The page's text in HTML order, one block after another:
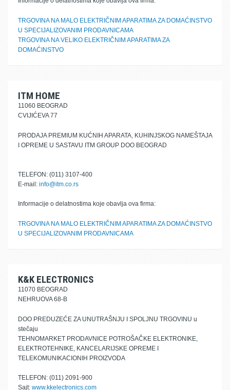
TRGOVINA NA MALO ELEKTRIČNIM APARATIMA ZA DOMAĆINSTVO
U SPECIJALIZOVANIM PRODAVNICAMA
TRGOVINA NA VELIKO ELEKTRIČNIM APARATIMA ZA
DOMAĆINSTVO
ITM HOME
11060 BEOGRAD
CVIJIĆEVA 77
PRODAJA PREMIUM KUĆNIH APARATA, KUHINJSKOG NAMEŠTAJA
I OPREME U SASTAVU ITM GROUP DOO BEOGRAD
TELEFON: (011) 3107-400
E-mail: info@itm.co.rs
Informacije o delatnostima koje obavlja ova firma:
TRGOVINA NA MALO ELEKTRIČNIM APARATIMA ZA DOMAĆINSTVO
U SPECIJALIZOVANIM PRODAVNICAMA
K&K ELECTRONICS
11070 BEOGRAD
NEHRUOVA 68-B
DOO PREDUZEĆE ZA UNUTRAŠNJU I SPOLJNU TRGOVINU u
stečaju
TEHNOMARKET PRODAVNICE POTROŠAČKE ELEKTRONIKE,
ELEKTROTEHNIKE, KANCELARIJSKE OPREME I
TELEKOMUNIKACIONIH PROIZVODA
TELEFON: (011) 2091-900
Sajt: www.kkelectronics.com